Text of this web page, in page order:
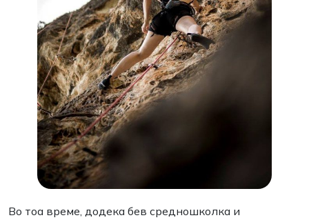
Во тоа време, додека бев средношколка и